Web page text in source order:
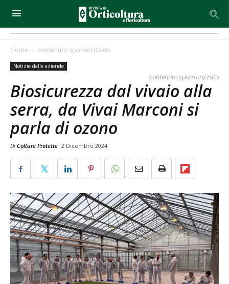
Home contenuto sponsorizzato
Notizie dalle aziende
contenuto sponsorizzato
Biosicurezza dal vivaio alla
serra, da Vivai Marconi si
parla di ozono
Di Colture Protette 2 Dicembre 2024